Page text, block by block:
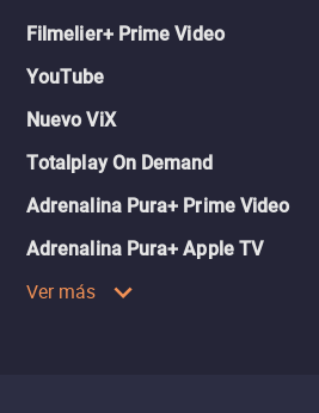
Filmelier+ Prime Video
YouTube
Nuevo ViX
Totalplay On Demand
Adrenalina Pura+ Prime Video
Adrenalina Pura+ Apple TV
Ver más